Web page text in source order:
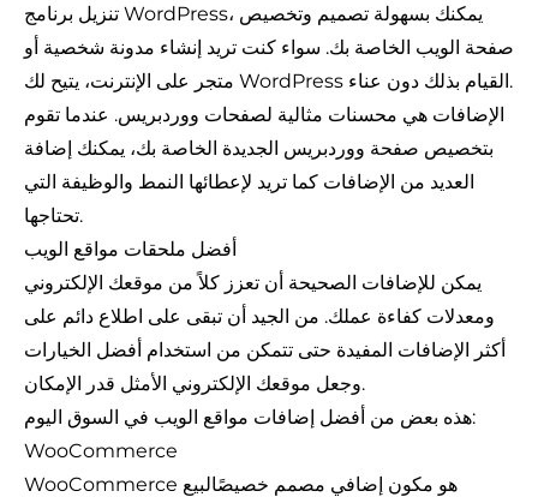
تنزيل برنامج WordPress، يمكنك بسهولة تصميم وتخصيص
صفحة الويب الخاصة بك. سواء كنت تريد إنشاء مدونة شخصية أو
متجر على الإنترنت، يتيح لك WordPress القيام بذلك دون عناء.
الإضافات هي محسنات مثالية لصفحات ووردبريس. عندما تقوم
بتخصيص صفحة ووردبريس الجديدة الخاصة بك، يمكنك إضافة
العديد من الإضافات كما تريد لإعطائها النمط والوظيفة التي
تحتاجها.
أفضل ملحقات مواقع الويب
يمكن للإضافات الصحيحة أن تعزز كلاً من موقعك الإلكتروني
ومعدلات كفاءة عملك. من الجيد أن تبقى على اطلاع دائم على
أكثر الإضافات المفيدة حتى تتمكن من استخدام أفضل الخيارات
وجعل موقعك الإلكتروني الأمثل قدر الإمكان.
هذه بعض من أفضل إضافات مواقع الويب في السوق اليوم:
WooCommerce
WooCommerce هو مكون إضافي مصمم خصيصًالبيع